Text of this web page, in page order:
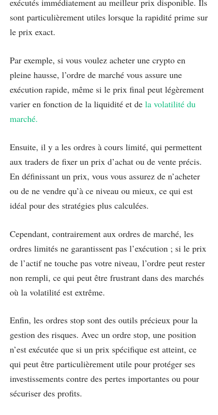
exécutés immédiatement au meilleur prix disponible. Ils
sont particulièrement utiles lorsque la rapidité prime sur
le prix exact.
Par exemple, si vous voulez acheter une crypto en
pleine hausse, l’ordre de marché vous assure une
exécution rapide, même si le prix final peut légèrement
varier en fonction de la liquidité et de la volatilité du
marché.
Ensuite, il y a les ordres à cours limité, qui permettent
aux traders de fixer un prix d’achat ou de vente précis.
En définissant un prix, vous vous assurez de n’acheter
ou de ne vendre qu’à ce niveau ou mieux, ce qui est
idéal pour des stratégies plus calculées.
Cependant, contrairement aux ordres de marché, les
ordres limités ne garantissent pas l’exécution ; si le prix
de l’actif ne touche pas votre niveau, l’ordre peut rester
non rempli, ce qui peut être frustrant dans des marchés
où la volatilité est extrême.
Enfin, les ordres stop sont des outils précieux pour la
gestion des risques. Avec un ordre stop, une position
n’est exécutée que si un prix spécifique est atteint, ce
qui peut être particulièrement utile pour protéger ses
investissements contre des pertes importantes ou pour
sécuriser des profits.